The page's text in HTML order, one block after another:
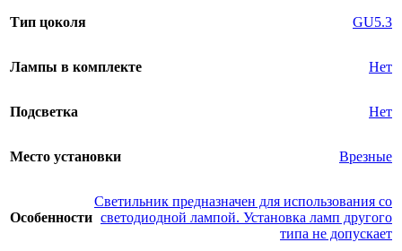
Тип цоколя GU5.3
Лампы в комплекте Нет
Подсветка Нет
Место установки Врезные
Особенности
Светильник предназначен для использования со
светодиодной лампой. Установка ламп другого
типа не допускает